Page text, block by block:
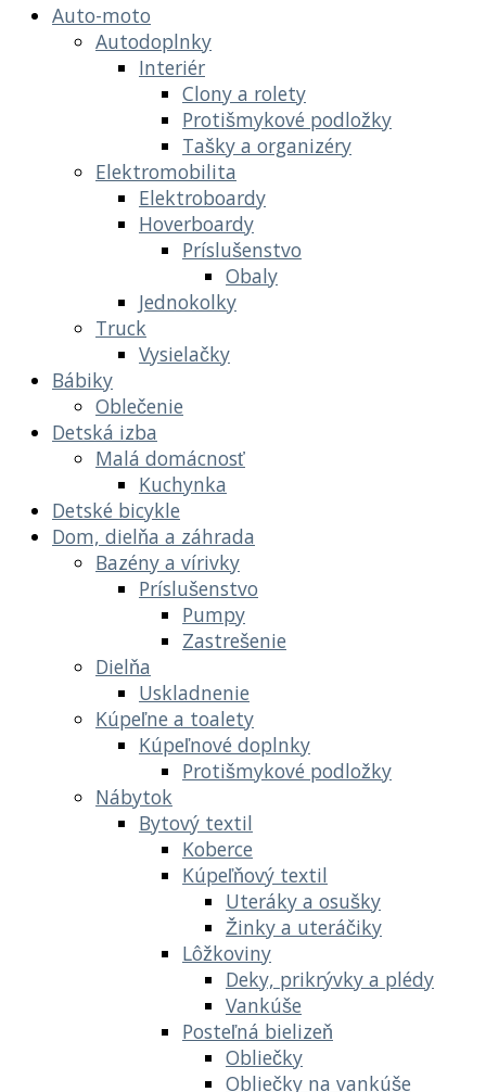
Auto-moto
Autodoplnky
Interiér
Clony a rolety
Protišmykové podložky
Tašky a organizéry
Elektromobilita
Elektroboardy
Hoverboardy
Príslušenstvo
Obaly
Jednokolky
Truck
Vysielačky
Bábiky
Oblečenie
Detská izba
Malá domácnosť
Kuchynka
Detské bicykle
Dom, dielňa a záhrada
Bazény a vírivky
Príslušenstvo
Pumpy
Zastrešenie
Dielňa
Uskladnenie
Kúpeľne a toalety
Kúpeľnové doplnky
Protišmykové podložky
Nábytok
Bytový textil
Koberce
Kúpeľňový textil
Uteráky a osušky
Žinky a uteráčiky
Lôžkoviny
Deky, prikrývky a plédy
Vankúše
Posteľná bielizeň
Obliečky
Obliečky na vankúše